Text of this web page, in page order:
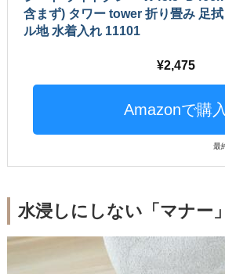
含まず) タワー tower 折り畳み 足
ル地 水着入れ 11101
2,475
最
水浸しにしない「マナー